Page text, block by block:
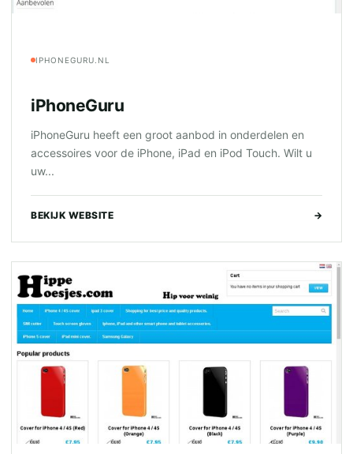
IPHONEGURU.NL
iPhoneGuru
iPhoneGuru heeft een groot aanbod in onderdelen en
accessoires voor de iPhone, iPad en iPod Touch. Wilt u
uw...
BEKIJK WEBSITE →